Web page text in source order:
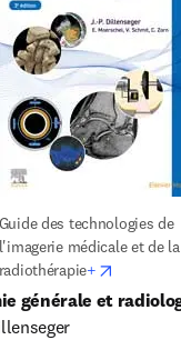
Guide des technologies de
l'imagerie médicale et de la
radiothérapie+